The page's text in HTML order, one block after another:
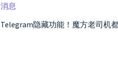
消息
Telegram隐藏功能！魔方老司机